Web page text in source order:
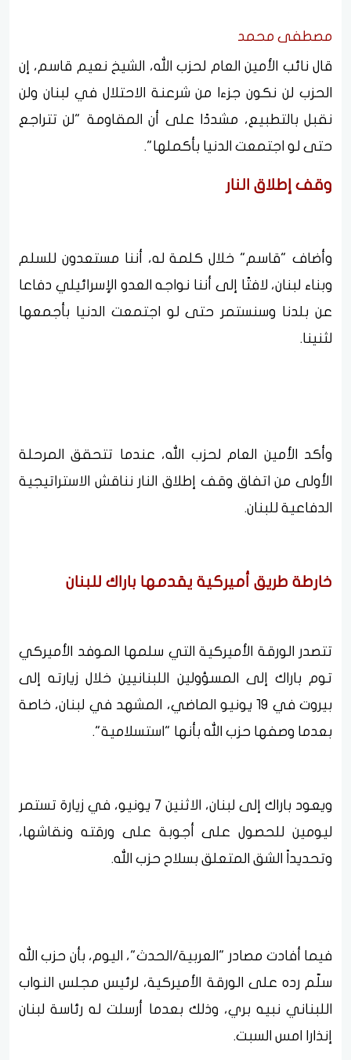
مصطفى محمد
قال نائب الأمين العام لحزب الله، الشيخ نعيم قاسم، إن
الحزب لن نكون جزءا من شرعنة الاحتلال في لبنان ولن
نقبل بالتطبيع، مشددًا على أن المقاومة "لن تتراجع
حتى لو اجتمعت الدنيا بأكملها".
وقف إطلاق النار
وأضاف "قاسم" خلال كلمة له، أننا مستعدون للسلم
وبناء لبنان، لافتًا إلى أننا نواجه العدو الإسرائيلي دفاعا
عن بلدنا وسنستمر حتى لو اجتمعت الدنيا بأجمعها
لثنينا.
وأكد الأمين العام لحزب الله، عندما تتحقق المرحلة
الأولى من اتفاق وقف إطلاق النار نناقش الاستراتيجية
الدفاعية للبنان.
خارطة طريق أميركية يقدمها باراك للبنان
تتصدر الورقة الأميركية التي سلمها الموفد الأميركي
توم باراك إلى المسؤولين اللبنانيين خلال زيارته إلى
بيروت في 19 يونيو الماضي، المشهد في لبنان، خاصة
بعدما وصفها حزب الله بأنها "استسلامية".
ويعود باراك إلى لبنان، الاثنين 7 يونيو، في زيارة تستمر
ليومين للحصول على أجوبة على ورقته ونقاشها،
وتحديداً الشق المتعلق بسلاح حزب الله.
فيما أفادت مصادر "العربية/الحدث"، اليوم، بأن حزب الله
سلّم رده على الورقة الأميركية، لرئيس مجلس النواب
اللبناني نبيه بري، وذلك بعدما أرسلت له رئاسة لبنان
إنذارا امس السبت.